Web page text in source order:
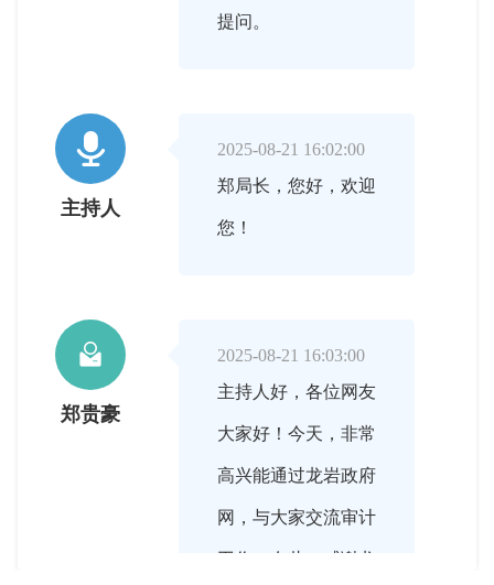
提问。

主持人
2025-08-21 16:02:00
郑局长，您好，欢迎
您！

郑贵豪
2025-08-21 16:03:00
主持人好，各位网友
大家好！今天，非常
高兴能通过龙岩政府
网，与大家交流审计
工作。在此，感谢龙